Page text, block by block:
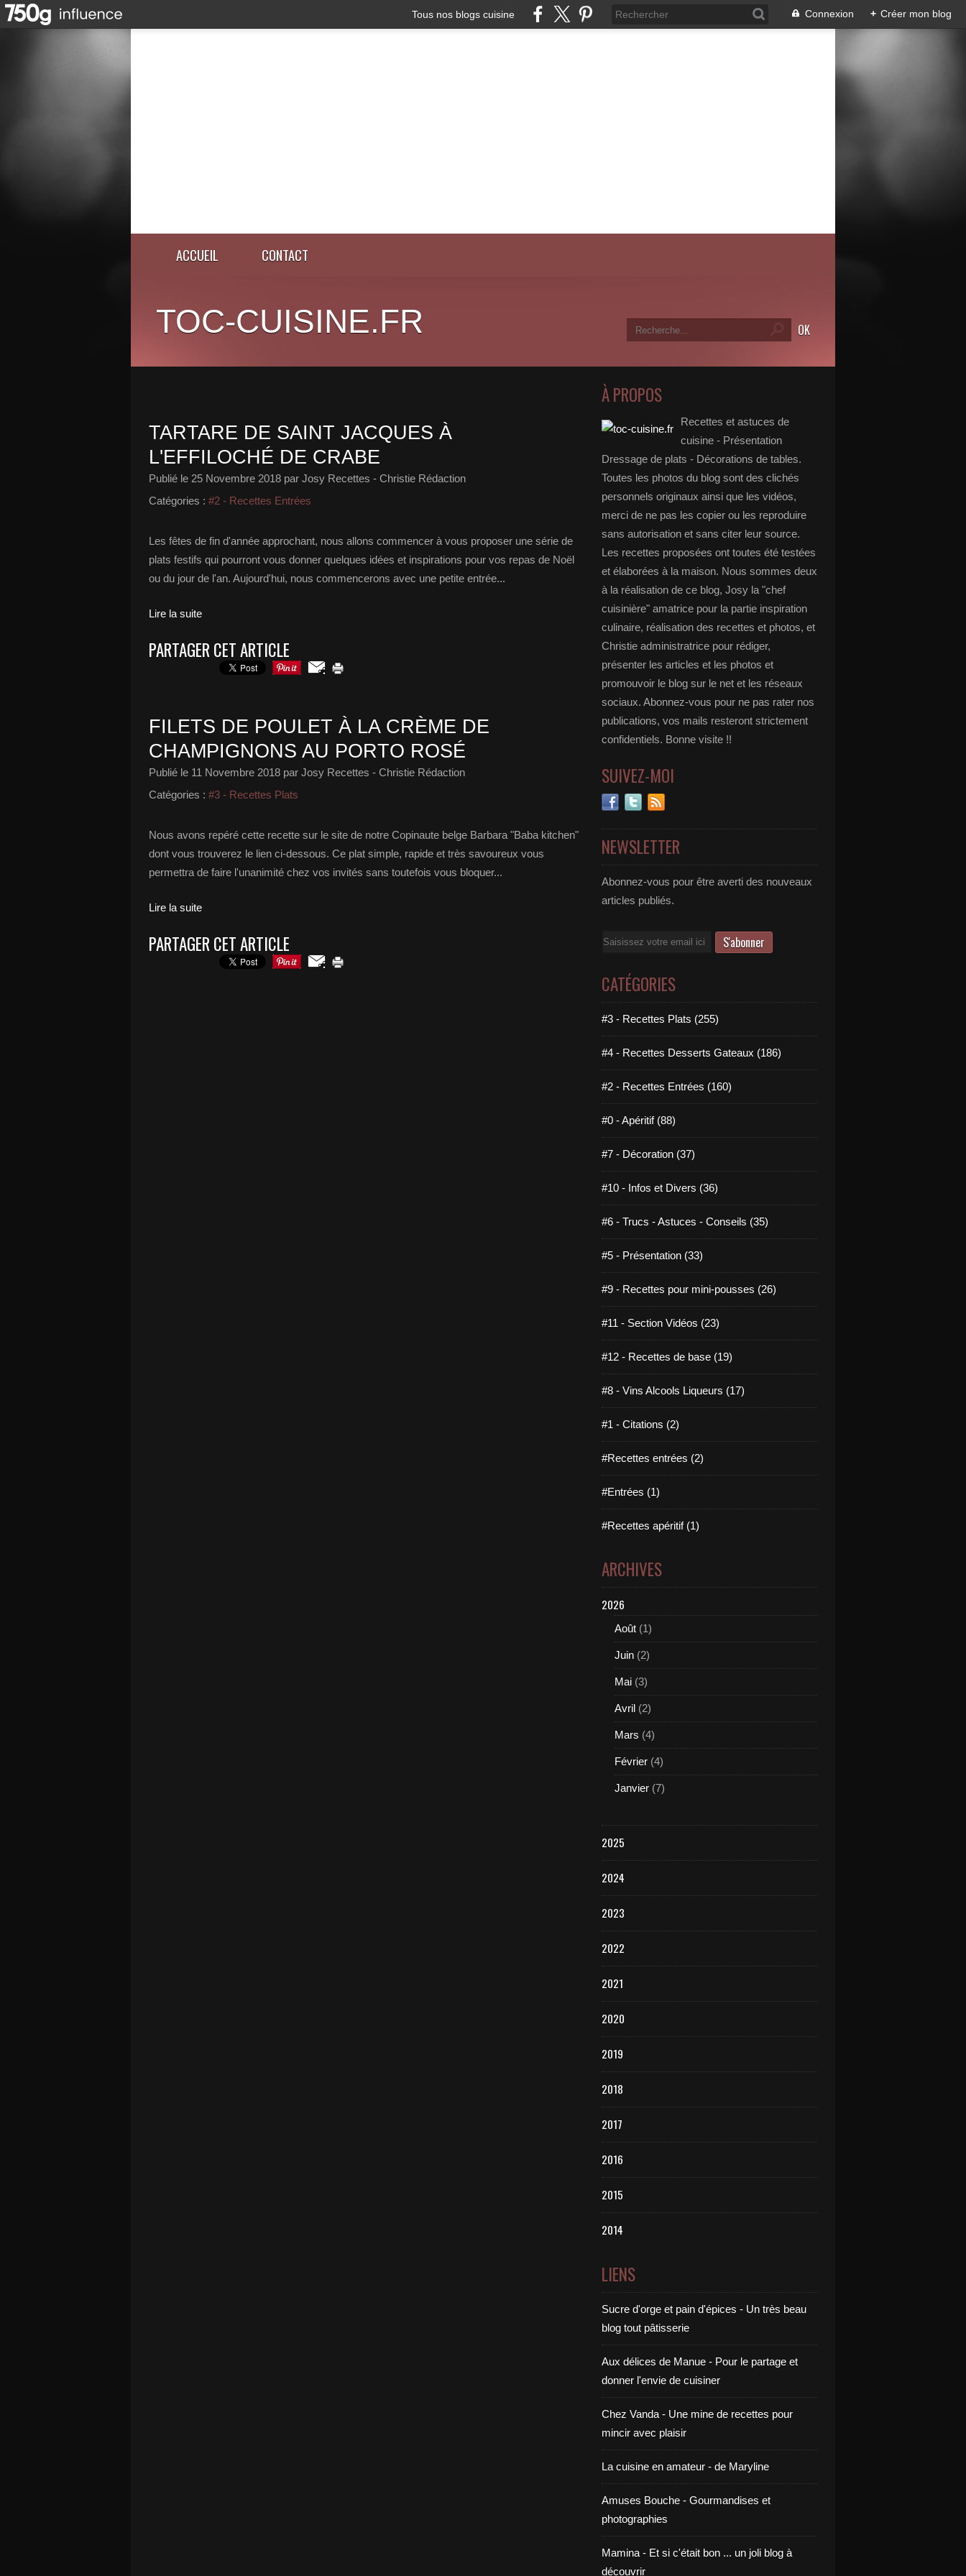
Tous nos blogs cuisine Connexion + Créer mon blog
ACCUEIL CONTACT
TOC-CUISINE.FR
TARTARE DE SAINT JACQUES À
L'EFFILOCHÉ DE CRABE
Publié le 25 Novembre 2018 par Josy Recettes - Christie Rédaction
Catégories : #2 - Recettes Entrées
Les fêtes de fin d'année approchant, nous allons commencer à vous proposer une série de
plats festifs qui pourront vous donner quelques idées et inspirations pour vos repas de Noël
ou du jour de l'an. Aujourd'hui, nous commencerons avec une petite entrée...
Lire la suite
PARTAGER CET ARTICLE
FILETS DE POULET À LA CRÈME DE
CHAMPIGNONS AU PORTO ROSÉ
Publié le 11 Novembre 2018 par Josy Recettes - Christie Rédaction
Catégories : #3 - Recettes Plats
Nous avons repéré cette recette sur le site de notre Copinaute belge Barbara "Baba kitchen"
dont vous trouverez le lien ci-dessous. Ce plat simple, rapide et très savoureux vous
permettra de faire l'unanimité chez vos invités sans toutefois vous bloquer...
Lire la suite
PARTAGER CET ARTICLE
À PROPOS
Recettes et astuces de
cuisine - Présentation
Dressage de plats - Décorations de tables.
Toutes les photos du blog sont des clichés
personnels originaux ainsi que les vidéos,
merci de ne pas les copier ou les reproduire
sans autorisation et sans citer leur source.
Les recettes proposées ont toutes été testées
et élaborées à la maison. Nous sommes deux
à la réalisation de ce blog, Josy la "chef
cuisinière" amatrice pour la partie inspiration
culinaire, réalisation des recettes et photos, et
Christie administratrice pour rédiger,
présenter les articles et les photos et
promouvoir le blog sur le net et les réseaux
sociaux. Abonnez-vous pour ne pas rater nos
publications, vos mails resteront strictement
confidentiels. Bonne visite !!
SUIVEZ-MOI
NEWSLETTER
Abonnez-vous pour être averti des nouveaux
articles publiés.
Email
CATÉGORIES
#3 - Recettes Plats (255)
#4 - Recettes Desserts Gateaux (186)
#2 - Recettes Entrées (160)
#0 - Apéritif (88)
#7 - Décoration (37)
#10 - Infos et Divers (36)
#6 - Trucs - Astuces - Conseils (35)
#5 - Présentation (33)
#9 - Recettes pour mini-pousses (26)
#11 - Section Vidéos (23)
#12 - Recettes de base (19)
#8 - Vins Alcools Liqueurs (17)
#1 - Citations (2)
#Recettes entrées (2)
#Entrées (1)
#Recettes apéritif (1)
ARCHIVES
2026
Août (1)
Juin (2)
Mai (3)
Avril (2)
Mars (4)
Février (4)
Janvier (7)
2025
2024
2023
2022
2021
2020
2019
2018
2017
2016
2015
2014
LIENS
Sucre d'orge et pain d'épices - Un très beau
blog tout pâtisserie
Aux délices de Manue - Pour le partage et
donner l'envie de cuisiner
Chez Vanda - Une mine de recettes pour
mincir avec plaisir
La cuisine en amateur - de Maryline
Amuses Bouche - Gourmandises et
photographies
Mamina - Et si c'était bon ... un joli blog à
découvrir